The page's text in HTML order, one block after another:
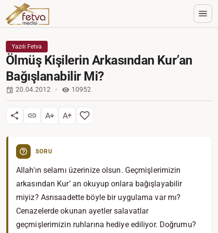
Yazılı Fetva
Ölmüş Kişilerin Arkasından Kur’an
Bağışlanabilir Mi?
20.04.2012 10952
SORU
Allah'ın selamı üzerinize olsun. Geçmişlerimizin
arkasından Kur’ an okuyup onlara bağışlayabilir
miyiz? Asrısaadette böyle bir uygulama var mı?
Cenazelerde okunan ayetler salavatlar
geçmişlerimizin ruhlarına hediye ediliyor. Doğrumu?